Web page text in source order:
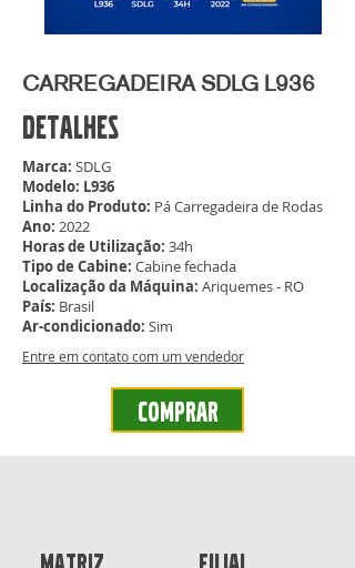
CARREGADEIRA SDLG L936
DETALHES
Marca: SDLG
Modelo: L936
Linha do Produto: Pá Carregadeira de Rodas
Ano: 2022
Horas de Utilização: 34h
Tipo de Cabine: Cabine fechada
Localização da Máquina: Ariquemes - RO
País: Brasil
Ar-condicionado: Sim
Entre em contato com um vendedor
Comprar
fILIAL